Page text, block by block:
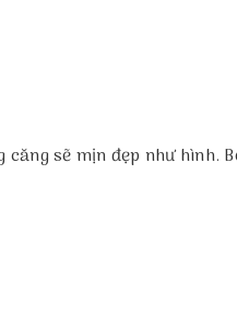
sẽ mịn đẹp như hình.